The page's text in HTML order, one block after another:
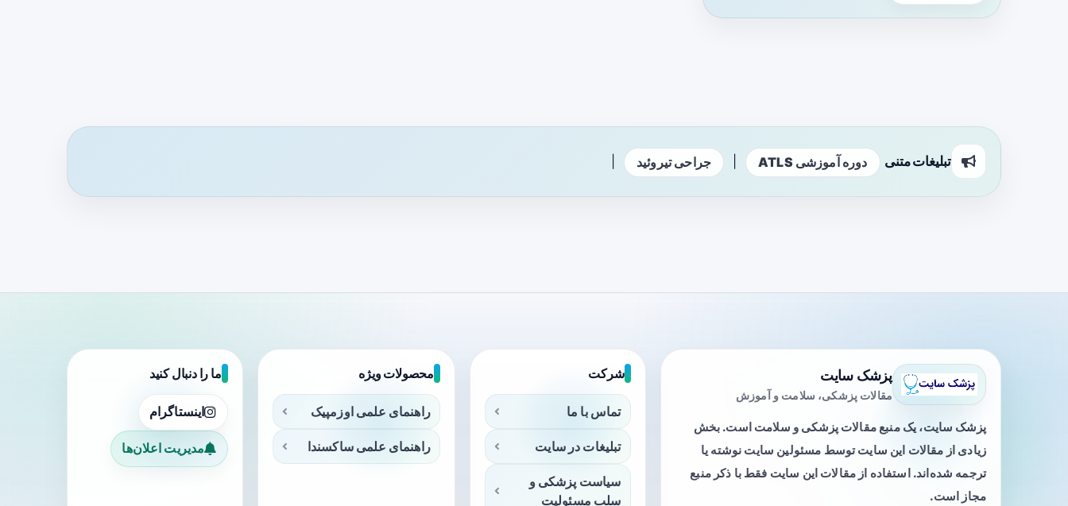
تبلیغات متنی دوره آموزشی ATLS جراحی تیروئید
پزشک سایت
مقالات پزشکی، سلامت و آموزش
پزشک سایت، یک منبع مقالات پزشکی و سلامت است. بخش
زیادی از مقالات این سایت توسط مسئولین سایت نوشته یا
ترجمه شده‌اند. استفاده از مقالات این سایت فقط با ذکر منبع
مجاز است.
شرکت
تماس با ما
تبلیغات در سایت
سیاست پزشکی و
سلب مسئولیت
محصولات ویژه
راهنمای علمی اوزمپیک
راهنمای علمی ساکسندا
ما را دنبال کنید
اینستاگرام
مدیریت اعلان‌ها